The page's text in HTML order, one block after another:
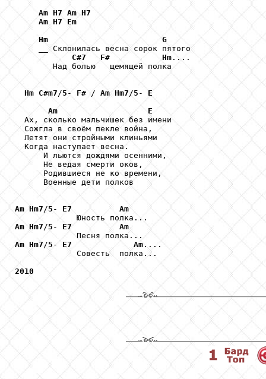
Am H7 Am H7
Am H7
Em
Hm
G
     __ Склонилась весна сорок пятого
C#7
F# Hm ....
        Над болью   щемящей полка
Hm C#m7 /5 - F# / Am Hm7 /5 - E
Am
E
  Ах, сколько мальчишек без имени
  Сожгла в своём пекле война,
  Летят они стройными клиньями
  Когда наступает весна.
      И льются дождями осенними,
      Не ведая смерти оков,
      Родившиеся не ко времени,
      Военные дети полков
Am Hm7 /5 - E7
Am
Am Hm7 /5 - E7
Am
Am Hm7 /5 - E7 Am ....
             Совесть  полка...
2010